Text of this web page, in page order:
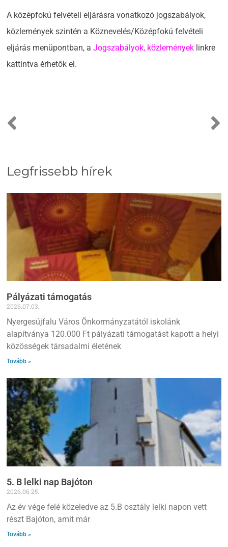
A középfokú felvételi eljárásra vonatkozó jogszabályok,
közlemények szintén a Köznevelés/Középfokú felvételi
eljárás menüpontban, aJogszabályok, közlemények linkre
kattintva érhetők el.
Legfrissebb hírek
Pályázati támogatás
2026.07.03.
Nyergesújfalu Város Önkormányzatától iskolánk
alapítványa 120.000 Ft pályázati támogatást kapott a helyi
közösségek társadalmi életének
Tovább »
5. B lelki nap Bajóton
2026.06.25.
Az év vége felé közeledve az 5.B osztály lelki napon vett
részt Bajóton, amit már
Tovább »